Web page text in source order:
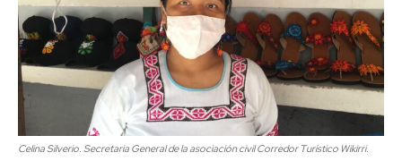
Celina Silverio. Secretaria General de la asociación civil Corredor Turístico Wikirri.